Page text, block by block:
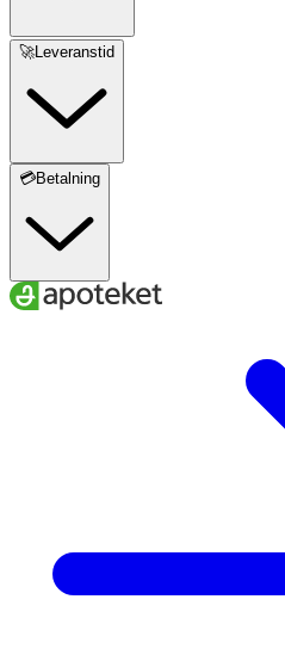
🚀Leveranstid
💳Betalning